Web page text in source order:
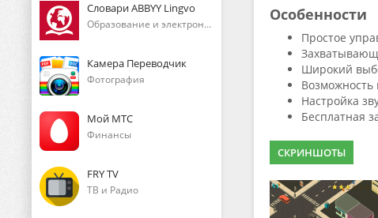
Словари ABBYY Lingvo
Образование и электронные книги
Камера Переводчик
Фотография
Мой МТС
Финансы
FRY TV
ТВ и Радио
Особенности
Простое
Широкий
Настройка
Бесплатная
СКРИНШОТЫ